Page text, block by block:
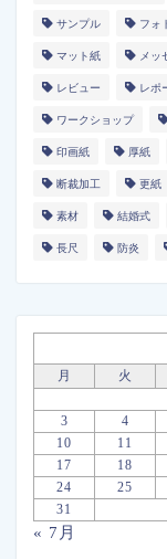
サンプル フォ
マット紙 メッ
レビュー レポ
ワークショップ
印画紙 厚紙
断裁加工 更紙
素材 結婚式
長尺 防炎
月
火
3
4
10
11
17
18
24
25
31
« 7月